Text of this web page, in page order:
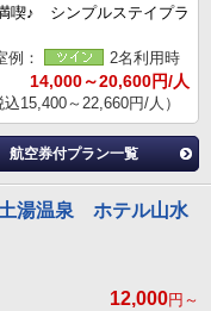
喫♪ シンプルステイプラ
例：
2名利用時
14,000～20,600円/人
込15,400～22,660円/人）
航空券付プラン一覧
湯温泉 ホテル山水
12,000円～